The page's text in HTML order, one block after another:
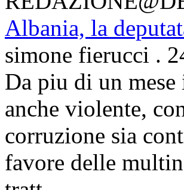
Albania, la
simone fierucci .
Da piu di un
anche violente,
corruzione sia
favore delle